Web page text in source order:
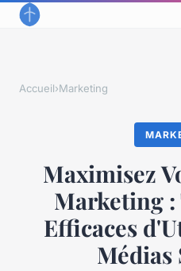
Accueil›Marketing
Maximisez
Marketing :
Efficaces
Médias